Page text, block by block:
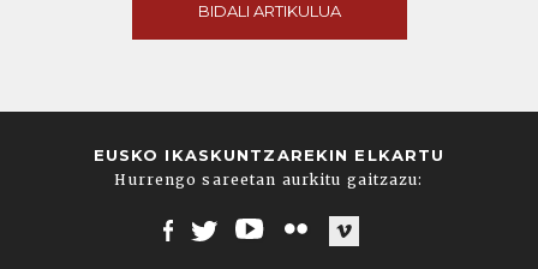
BIDALI ARTIKULUA
EUSKO IKASKUNTZAREKIN ELKARTU
Hurrengo sareetan aurkitu gaitzazu: